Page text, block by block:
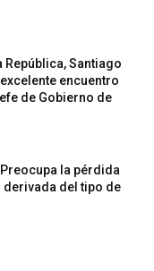
República, Santiago
encuentro
de Gobierno de
la pérdida
del tipo de